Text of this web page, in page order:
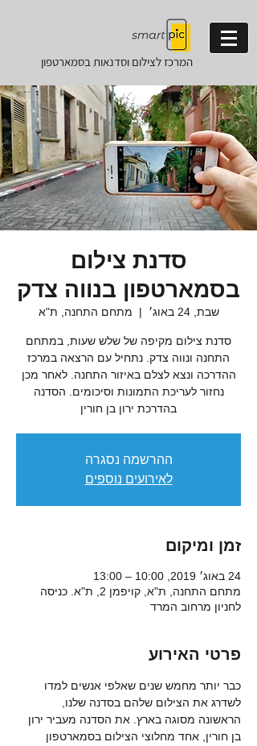
המרכז לצילום וסדנאותבסמארטפון
סדנת צילום
בסמארטפון בנווה צדק
שבת, 24 באוג׳
  |
מתחם התחנה, ת"א
סדנת צילום מקיפה של שלש שעות, במתחם
התחנה ונווה צדק. נתחיל עם הרצאה במרכז
ההדרכה ונצא לצלם באיזור התחנה. לאחר מכן
נחזור לעריכת התמונות וסיכומים. הסדנה
בהדרכת ירון בן חורין
ההרשמה נסגרה
לאירועים נוספים
זמן ומיקום
24 באוג׳ 2019, 10:00 – 13:00
מתחם התחנה, ת"א, קויפמן 2, ת"א. כניסה
לחניון מרחוב המרד
פרטי האירוע
כבר יותר מחמש שנים שאלפי אנשים למדו
לשדרג את הצילום שלהם בסדנה שלנו,
הראשונה מסוגה בארץ. את הסדנה מעביר ירון
בן חורין, אחד מחלוצי הצילום בסמארטפון